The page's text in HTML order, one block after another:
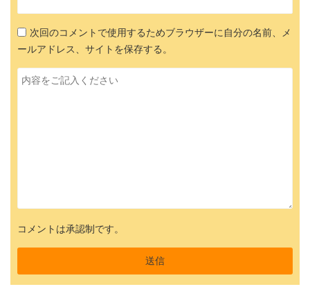
次回のコメントで使用するためブラウザーに自分の名前、メ
ールアドレス、サイトを保存する。
コメントは承認制です。